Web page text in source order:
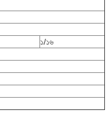
১/১৬